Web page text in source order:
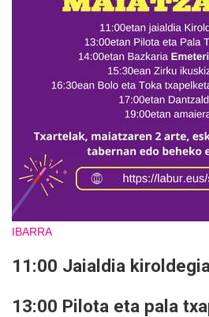
IBARRA
11:00 Jaialdia
13:00 Pilota eta pala